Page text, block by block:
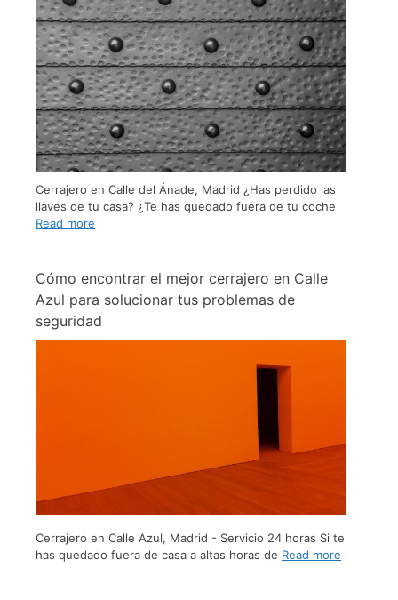
Cerrajero en Calle del Ánade, Madrid ¿Has perdido las
llaves de tu casa? ¿Te has quedado fuera de tu coche
Read more
Cómo encontrar el mejor cerrajero en Calle
Azul para solucionar tus problemas de
seguridad
Cerrajero en Calle Azul, Madrid - Servicio 24 horas Si te
has quedado fuera de casa a altas horas de Read more